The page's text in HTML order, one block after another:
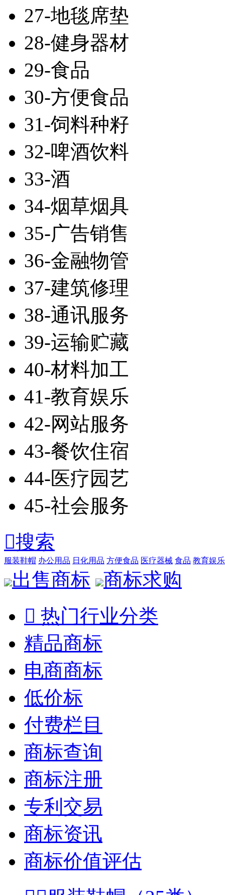
27-地毯席垫
28-健身器材
29-食品
30-方便食品
31-饲料种籽
32-啤酒饮料
33-酒
34-烟草烟具
35-广告销售
36-金融物管
37-建筑修理
38-通讯服务
39-运输贮藏
40-材料加工
41-教育娱乐
42-网站服务
43-餐饮住宿
44-医疗园艺
45-社会服务
搜索
服装鞋帽 办公用品 日化用品 方便食品 医疗器械 食品 教育娱乐
出售商标
商标求购
 热门行业分类
精品商标
电商商标
低价标
付费栏目
商标查询
商标注册
专利交易
商标资讯
商标价值评估